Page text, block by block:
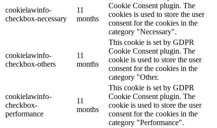
cookielawinfo-
checkbox-necessary
11
months
Cookie Consent plugin. The
cookies is used to store the user
consent for the cookies in the
category "Necessary".
cookielawinfo-
checkbox-others
11
months
This cookie is set by GDPR
Cookie Consent plugin. The
cookie is used to store the user
consent for the cookies in the
category "Other.
cookielawinfo-
checkbox-
performance
11
months
This cookie is set by GDPR
Cookie Consent plugin. The
cookie is used to store the user
consent for the cookies in the
category "Performance".